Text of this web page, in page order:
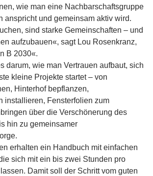
wie man eine Nachbarschaftsgruppe
anspricht und gemeinsam aktiv wird.
sind starke Gemeinschaften – und
aufzubauen«, sagt Lou Rosenkranz,
B 2030«.
darum, wie man Vertrauen aufbaut, sich
kleine Projekte startet – von
Hinterhof bepflanzen,
installieren, Fensterfolien zum
über die Verschönerung des
hin zu gemeinsamer
erhalten ein Handbuch mit einfachen
sich mit ein bis zwei Stunden pro
Damit soll der Schritt vom guten